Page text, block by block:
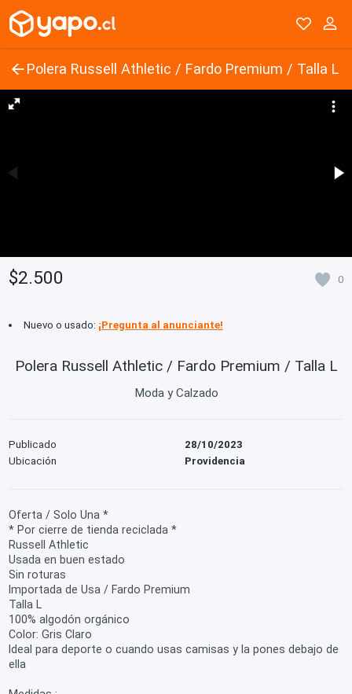
Polera Russell Athletic / Fardo Premium / Talla L
$2.500 0
Nuevo o usado: ¡Pregunta al anunciante!
Polera Russell Athletic / Fardo Premium / Talla L
Moda y Calzado
Publicado
28/10/2023
Ubicación
Providencia
Oferta / Solo Una *
* Por cierre de tienda reciclada *
Russell Athletic
Usada en buen estado
Sin roturas
Importada de Usa / Fardo Premium
Talla L
100% algodón orgánico
Color: Gris Claro
Ideal para deporte o cuando usas camisas y la pones debajo de
ella